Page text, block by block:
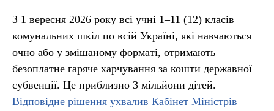
З 1 вересня 2026 року всі учні 1–11 (12) класів
комунальних шкіл по всій Україні, які навчаються
очно або у змішаному форматі, отримають
безоплатне гаряче харчування за кошти державної
субвенції. Це приблизно 3 мільйони дітей.
Відповідне рішення ухвалив Кабінет Міністрів